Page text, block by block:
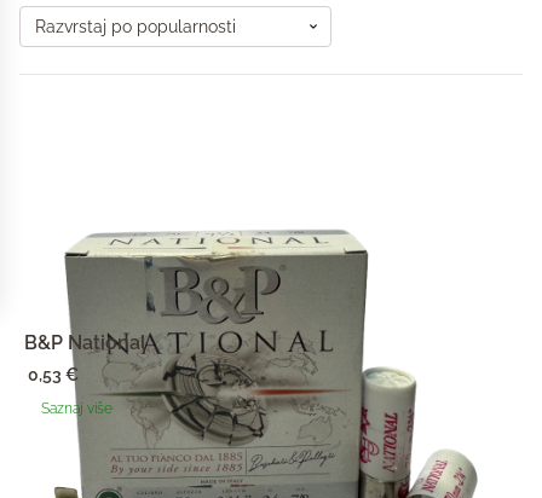
B&P National
0,53€
Saznaj više